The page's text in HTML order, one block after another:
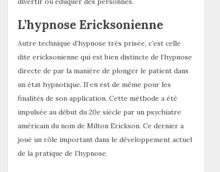
L’hypnose Ericksonienne
Autre technique d’hypnose très prisée, c’est celle
dite ericksonienne qui est bien distincte de l’hypnose
directe de par la manière de plonger le patient dans
un état hypnotique. Il en est de même pour les
finalités de son application. Cette méthode a été
impulsée au début du 20e siècle par un psychiatre
américain du nom de Milton Erickson. Ce dernier a
joué un rôle important dans le développement actuel
de la pratique de l’hypnose.